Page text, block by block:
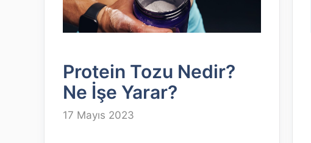
Protein Tozu Nedir?
Ne İşe Yarar?
17 Mayıs 2023